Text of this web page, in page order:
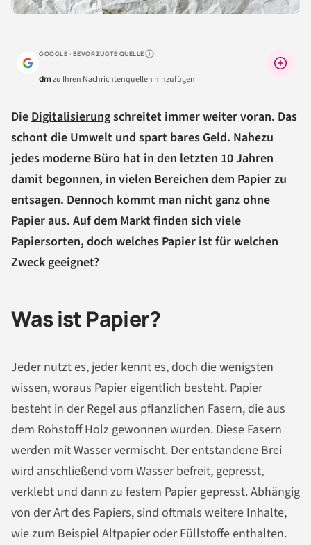
GOOGLE · BEVORZUGTE QUELLEWarum lohnt sich das?
dmzu Ihren Nachrichtenquellen hinzufügen
Die Digitalisierungschreitet immer weiter voran. Das
schont die Umwelt und spart bares Geld. Nahezu
jedes moderne Büro hat in den letzten 10 Jahren
damit begonnen, in vielen Bereichen dem Papier zu
entsagen. Dennoch kommt man nicht ganz ohne
Papier aus. Auf dem Markt finden sich viele
Papiersorten, doch welches Papier ist für welchen
Zweck geeignet?
Was ist Papier?
Jeder nutzt es, jeder kennt es, doch die wenigsten
wissen, woraus Papier eigentlich besteht. Papier
besteht in der Regel aus pflanzlichen Fasern, die aus
dem Rohstoff Holz gewonnen wurden. Diese Fasern
werden mit Wasser vermischt. Der entstandene Brei
wird anschließend vom Wasser befreit, gepresst,
verklebt und dann zu festem Papier gepresst. Abhängig
von der Art des Papiers, sind oftmals weitere Inhalte,
wie zum Beispiel Altpapier oder Füllstoffe enthalten.